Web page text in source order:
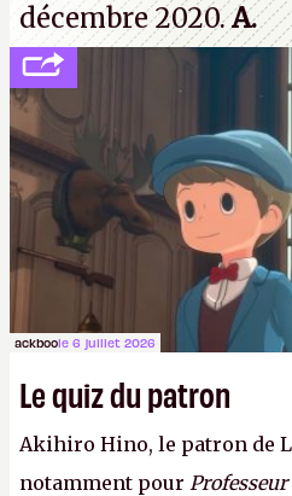
décembre 2020.A.
ackboole 6 juillet 2026
Le quiz du patron
Akihiro Hino, le patron de
notamment pour